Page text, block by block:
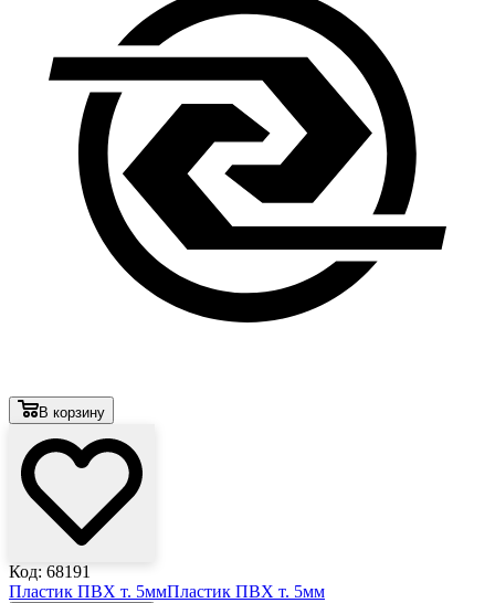
В корзину
Код: 68191
Пластик ПВХ т. 5ммПластик ПВХ т. 5мм